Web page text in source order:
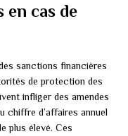
en cas de
sanctions financières
de protection des
infliger des amendes
chiffre d’affaires annuel
plus élevé. Ces